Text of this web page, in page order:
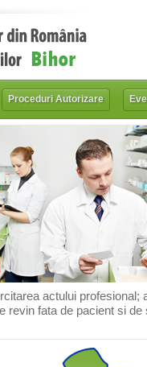
Proceduri Autorizare
actului profesional;
revin fata de pacient si de